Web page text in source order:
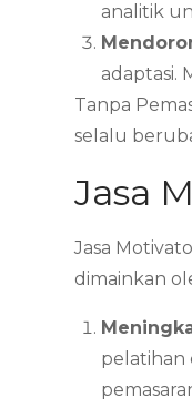
analitik
adaptasi.
Tanpa
selalu
Jasa
Jasa
dimainkan
pelatihan